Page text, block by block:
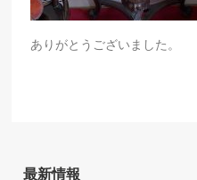
ありがとうございました。
最新情報